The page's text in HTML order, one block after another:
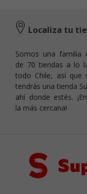
Localiza tu
Somos una familia
de 70 tiendas a lo
todo Chile, así que
tendrás una tienda
ahí donde estés.
la más cercana!